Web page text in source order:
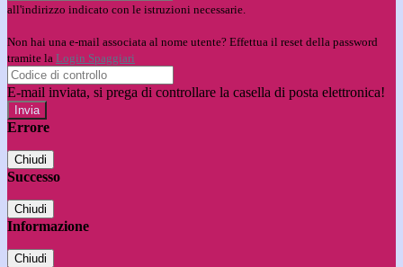
all'indirizzo indicato con le istruzioni necessarie.
Non hai una e-mail associata al nome utente? Effettua il reset della password
tramite la Login Spaggiari
E-mail inviata, si prega di controllare la casella di posta elettronica!
Errore
Chiudi
Successo
Chiudi
Informazione
Chiudi